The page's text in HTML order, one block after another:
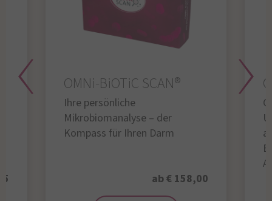
OMNi-BiOTiC SCAN®
Ihre persönliche
Mikrobiomanalyse – der
Kompass für Ihren Darm
ab € 158,00